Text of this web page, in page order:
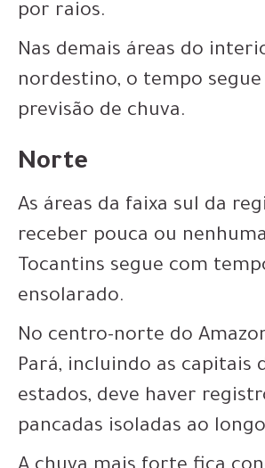
por raios.
Nas demais áreas do
nordestino, o tempo
previsão de chuva.
Norte
As áreas da faixa sul da
receber pouca ou
Tocantins segue com
ensolarado.
No centro-norte do
Pará, incluindo as capitais
estados, deve haver
pancadas isoladas ao